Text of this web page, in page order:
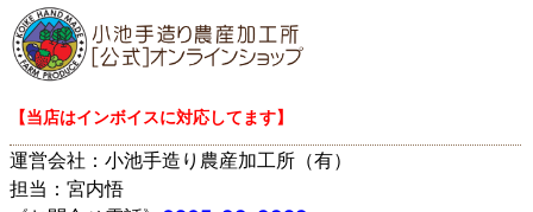
【当店はインボイスに対応してます】
運営会社：小池手造り農産加工所（有）
担当：宮内悟